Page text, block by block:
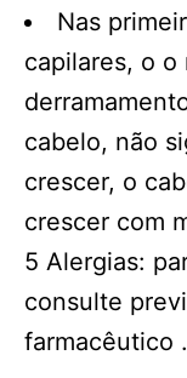
Nas
capilares, o
cabelo, não
crescer, o
crescer com
5 Alergias:
consulte
farmacêutico .